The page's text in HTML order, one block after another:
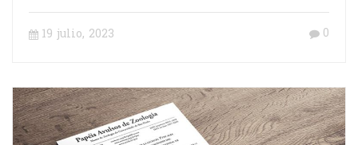
19 julio, 2023 0